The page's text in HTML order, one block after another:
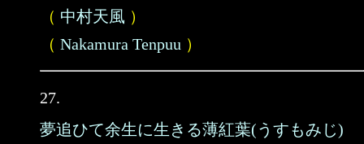
（ 中村天風 ）
（ Nakamura Tenpuu ）
27.
夢追ひて余生に生きる薄紅葉(うすもみじ)